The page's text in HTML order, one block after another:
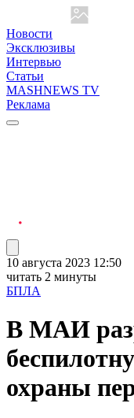
Новости
Эксклюзивы
Интервью
Статьи
MASHNEWS TV
Реклама
10 августа 2023 12:50
читать 2 минуты
БПЛА
В МАИ
охраны